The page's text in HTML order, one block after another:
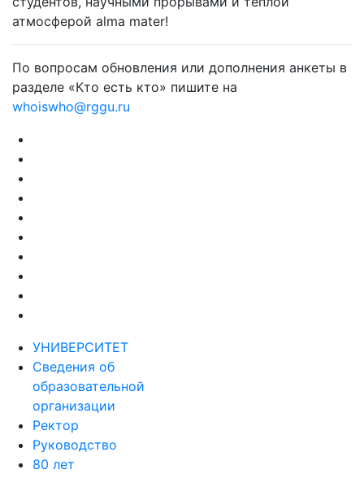
атмосферой alma mater!
По вопросам обновления или дополнения анкеты в
разделе «Кто есть кто» пишите на
whoiswho@rggu.ru
УНИВЕРСИТЕТ
Сведения об
образовательной
организации
Ректор
Руководство
80 лет